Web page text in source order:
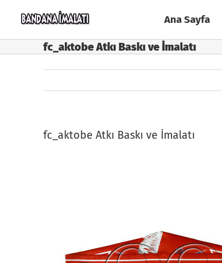
Ana Sayfa
fc_aktobe Atkı Baskı ve İmalatı
fc_aktobe Atkı Baskı ve İmalatı